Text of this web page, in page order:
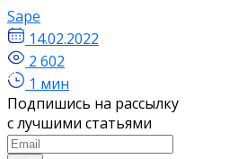
Sape
14.02.2022
2 602
1 мин
Подпишись на рассылку
с лучшими статьями